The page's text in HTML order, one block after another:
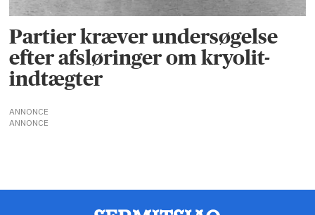
Partier kræver undersøgelse
efter afsløringer om kryolit-
indtægter
ANNONCE
ANNONCE